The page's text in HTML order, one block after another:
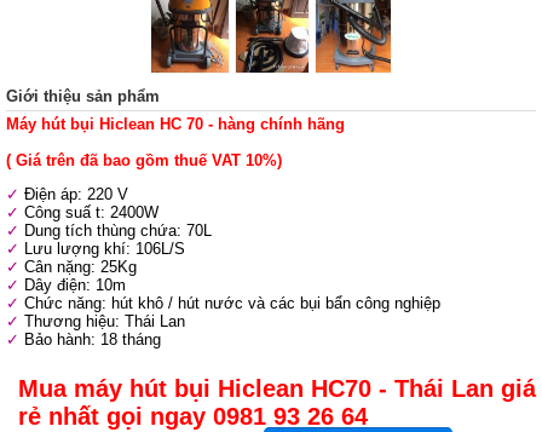
Giới thiệu sản phẩm
Máy hút bụi Hiclean HC 70 - hàng chính hãng
( Giá trên đã bao gồm thuế VAT 10%)
Điện áp: 220 V
Công suấ t: 2400W
Dung tích thùng chứa: 70L
Lưu lượng khí: 106L/S
Cân nặng: 25Kg
Dây điện: 10m
Chức năng: hút khô / hút nước và các bụi bẩn công nghiệp
Thương hiệu: Thái Lan
Bảo hành: 18 tháng
Mua máy hút bụi Hiclean HC70 - Thái Lan giá
rẻ nhất gọi ngay 0981 93 26 64